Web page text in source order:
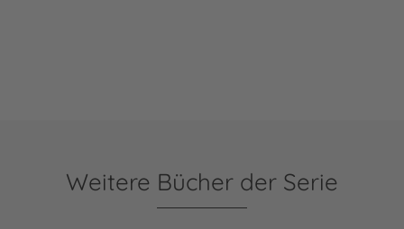
Weitere Bücher der Serie